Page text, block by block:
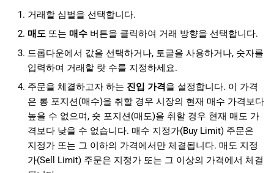
거래할 심벌을 선택합니다.
매도또는 매수버튼을 클릭하여 거래 방향을 선택합니다.
드롭다운에서 값을 선택하거나, 토글을 사용하거나, 숫자를
입력하여 거래할 랏 수를 지정하세요.
주문을 체결하고자 하는 진입 가격을 설정합니다. 이 가격
은 롱 포지션(매수)을 취할 경우 시장의 현재 매수 가격보다
높을 수 없으며, 숏 포지션(매도)을 취할 경우 현재 매도 가
격보다 낮을 수 없습니다. 매수 지정가(Buy Limit) 주문은
지정가 또는 그 이하의 가격에서만 체결됩니다. 매도 지정
가(Sell Limit) 주문은 지정가 또는 그 이상의 가격에서 체결